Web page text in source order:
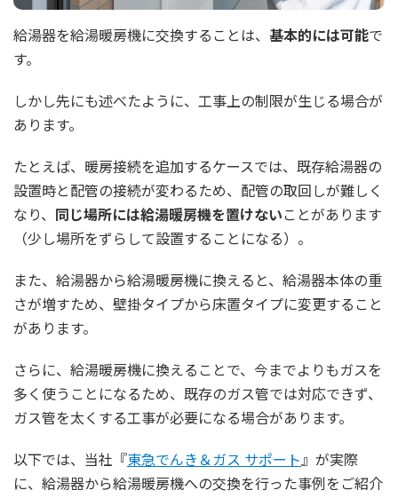
給湯器を給湯暖房機に交換することは、 基本的には可能で
す。
しかし先にも述べたように、工事上の制限が生じる場合が
あります。
たとえば、暖房接続を追加するケースでは、既存給湯器の
設置時と配管の接続が変わるため、配管の取回しが難しく
なり、 同じ場所には給湯暖房機を置けないことがあります
（少し場所をずらして設置することになる）。
また、給湯器から給湯暖房機に換えると、給湯器本体の重
さが増すため、壁掛タイプから床置タイプに変更すること
があります。
さらに、給湯暖房機に換えることで、今までよりもガスを
多く使うことになるため、既存のガス管では対応できず、
ガス管を太くする工事が必要になる場合があります。
以下では、当社『東急でんき＆ガス サポート』が実際
に、給湯器から給湯暖房機への交換を行った事例をご紹介